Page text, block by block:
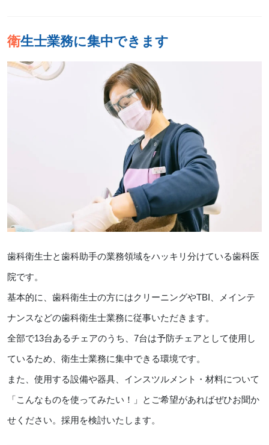
衛生士業務に集中できます
歯科衛生士と歯科助手の業務領域をハッキリ分けている歯科医
院です。
基本的に、歯科衛生士の方にはクリーニングやTBI、メインテ
ナンスなどの歯科衛生士業務に従事いただきます。
全部で13台あるチェアのうち、7台は予防チェアとして使用し
ているため、衛生士業務に集中できる環境です。
また、使用する設備や器具、インスツルメント・材料について
「こんなものを使ってみたい！」とご希望があればぜひお聞か
せください。採用を検討いたします。